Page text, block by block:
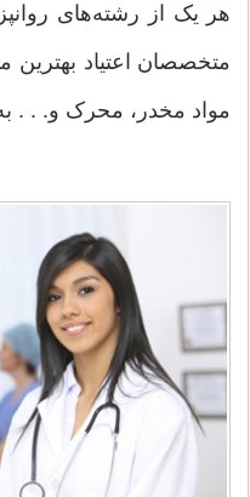
هر یک از رشته‌های
متخصصان اعتیاد بهترین
مواد مخدر، محرک و. . .